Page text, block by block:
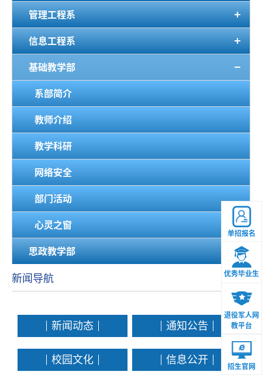
管理工程系
信息工程系
基础教学部
系部简介
教师介绍
教学科研
网络安全
部门活动
心灵之窗
思政教学部
新闻导航
新闻动态 通知公告
校园文化 信息公开
单招报名
优秀毕业生
退役军人网
教平台
招生官网